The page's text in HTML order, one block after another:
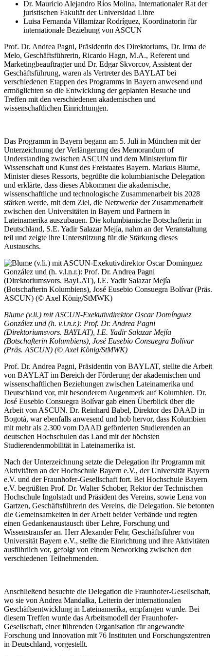
Dr. Mauricio Alejandro Ríos Molina, Internationaler Rat der
juristischen Fakultät der Universidad Libre
Luisa Fernanda Villamizar Rodríguez, Koordinatorin für
internationale Beziehung von ASCUN
Prof. Dr. Andrea Pagni, Präsidentin des Direktoriums, Dr. Irma de
Melo, Geschäftsführerin, Ricardo Hagn, M.A., Referent und
Marketingbeauftragter und Dr. Edgar Skvorcov, Assistent der
Geschäftsführung, waren als Vertreter des BAYLAT bei
verschiedenen Etappen des Programms in Bayern anwesend und
ermöglichten so die Entwicklung der geplanten Besuche und
Treffen mit den verschiedenen akademischen und
wissenschaftlichen Einrichtungen.
Das Programm in Bayern begann am 5. Juli in München mit der
Unterzeichnung der Verlängerung des Memorandum of
Understanding zwischen ASCUN und dem Ministerium für
Wissenschaft und Kunst des Freistaates Bayern. Markus Blume,
Minister dieses Ressorts, begrüßte die kolumbianische Delegation
und erklärte, dass dieses Abkommen die akademische,
wissenschaftliche und technologische Zusammenarbeit bis 2028
stärken werde, mit dem Ziel, die Netzwerke der Zusammenarbeit
zwischen den Universitäten in Bayern und Partnern in
Lateinamerika auszubauen. Die kolumbianische Botschafterin in
Deutschland, S.E. Yadir Salazar Mejía, nahm an der Veranstaltung
teil und zeigte ihre Unterstützung für die Stärkung dieses
Austauschs.
Blume (v.li.) mit ASCUN-Exekutivdirektor Oscar Domínguez
González und (h. v.l.n.r.): Prof. Dr. Andrea Pagni
(Direktoriumsvors. BAYLAT), I.E. Yadir Salazar Mejía
(Botschafterin Kolumbiens), José Eusebio Consuegra Bolívar
(Präs. ASCUN) (© Axel König/StMWK)
Prof. Dr. Andrea Pagni, Präsidentin von BAYLAT, stellte die Arbeit
von BAYLAT im Bereich der Förderung der akademischen und
wissenschaftlichen Beziehungen zwischen Lateinamerika und
Deutschland vor, mit besonderem Augenmerk auf Kolumbien. Dr.
José Eusebio Consuegra Bolívar gab einen Überblick über die
Arbeit von ASCUN. Dr. Reinhard Babel, Direktor des DAAD in
Bogotá, war ebenfalls anwesend und hob hervor, dass Kolumbien
mit mehr als 2.300 vom DAAD geförderten Studierenden an
deutschen Hochschulen das Land mit der höchsten
Studierendenmobilität in Lateinamerika ist.
Nach der Unterzeichnung setzte die Delegation ihr Programm mit
Aktivitäten an der Hochschule Bayern e.V., der Universität Bayern
e.V. und der Fraunhofer-Gesellschaft fort. Bei Hochschule Bayern
e.V. begrüßten Prof. Dr. Walter Schober, Rektor der Technischen
Hochschule Ingolstadt und Präsident des Vereins, sowie Lena von
Gartzen, Geschäftsführerin des Vereins, die Delegation. Sie betonten
die Gemeinsamkeiten in der Arbeit beider Verbände und regten
einen Gedankenaustausch über Lehre, Forschung und
Wissenstransfer an. Herr Alexander Fehr, Geschäftsführer von
Universität Bayern e.V., stellte die Einrichtung und ihre Aktivitäten
ausführlich vor, gefolgt von einem Networking zwischen den
verschiedenen Teilnehmenden.
Anschließend besuchte die Delegation die Fraunhofer-Gesellschaft,
wo sie von Andrea Mandalka, Leiterin der internationalen
Geschäftsentwicklung in Lateinamerika, empfangen wurde. Bei
diesem Treffen wurde das Arbeitsmodell der Fraunhofer-
Gesellschaft, einer führenden Organisation für angewandte
Forschung und Innovation mit 76 Instituten und Forschungszentren
in Deutschland, vorgestellt.